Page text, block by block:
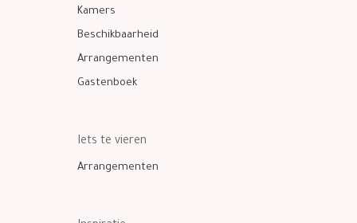
Kamers
Beschikbaarheid
Arrangementen
Gastenboek
Iets te vieren
Arrangementen